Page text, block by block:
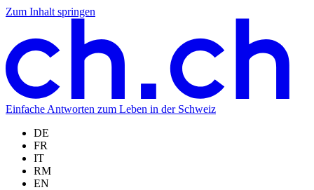
Zum Inhalt springen
Zum
springen
Zur
springen
Zur
springen
Zur
springen
Einfache Antworten zum Leben in der Schweiz
DE
FR
IT
RM
EN